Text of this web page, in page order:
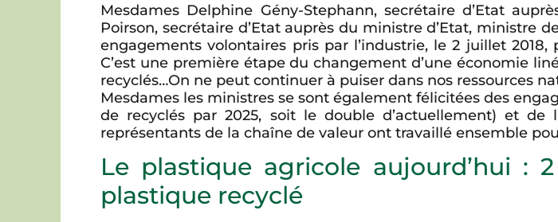
Mesdames Delphine Gény-Stephann, secrétaire d’Etat
Poirson, secrétaire d’Etat auprès du ministre d’Etat, ministre
engagements volontaires pris par l’industrie, le 2 juillet
C’est une première étape du changement d’une économie
recyclés…On ne peut continuer à puiser dans nos ressources
Mesdames les ministres se sont également félicitées des
de recyclés par 2025, soit le double d’actuellement) et
représentants de la chaîne de valeur ont travaillé ensemble
Le plastique agricole aujourd’hui :
plastique recyclé